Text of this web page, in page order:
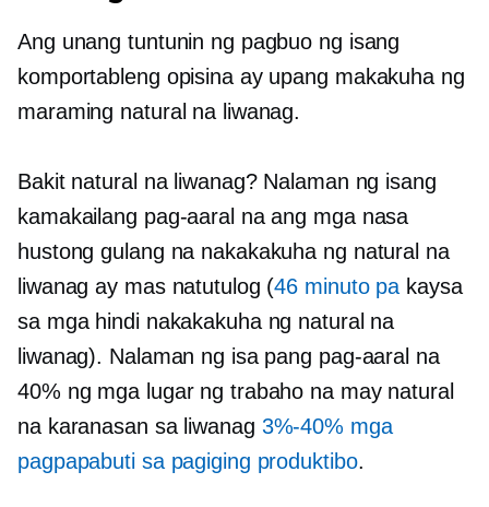
Ang unang tuntunin ng pagbuo ng isang
komportableng opisina ay upang makakuha ng
maraming natural na liwanag.
Bakit natural na liwanag? Nalaman ng isang
kamakailang pag-aaral na ang mga nasa
hustong gulang na nakakakuha ng natural na
liwanag ay mas natutulog (46 minuto pa kaysa
sa mga hindi nakakakuha ng natural na
liwanag). Nalaman ng isa pang pag-aaral na
40% ng mga lugar ng trabaho na may natural
na karanasan sa liwanag 3%-40% mga
pagpapabuti sa pagiging produktibo.